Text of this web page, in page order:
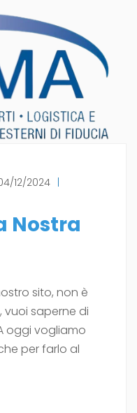
12/2024 |
Nostra
sito, non è
vuoi saperne di
oggi vogliamo
per farlo al